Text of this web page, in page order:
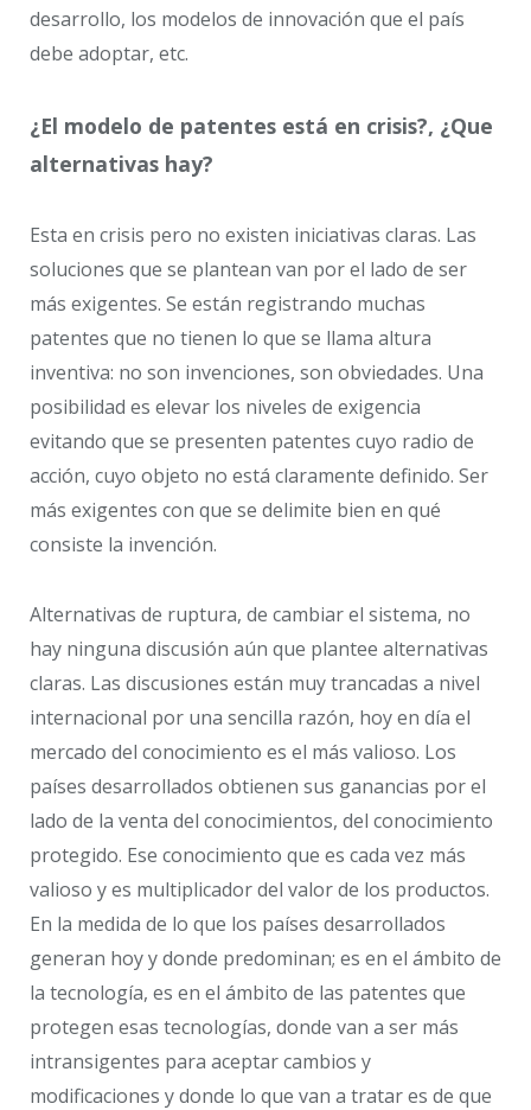
desarrollo, los modelos de innovación que el país
debe adoptar, etc.
¿El modelo de patentes está en crisis?, ¿Que
alternativas hay?
Esta en crisis pero no existen iniciativas claras. Las
soluciones que se plantean van por el lado de ser
más exigentes. Se están registrando muchas
patentes que no tienen lo que se llama altura
inventiva: no son invenciones, son obviedades. Una
posibilidad es elevar los niveles de exigencia
evitando que se presenten patentes cuyo radio de
acción, cuyo objeto no está claramente definido. Ser
más exigentes con que se delimite bien en qué
consiste la invención.
Alternativas de ruptura, de cambiar el sistema, no
hay ninguna discusión aún que plantee alternativas
claras. Las discusiones están muy trancadas a nivel
internacional por una sencilla razón, hoy en día el
mercado del conocimiento es el más valioso. Los
países desarrollados obtienen sus ganancias por el
lado de la venta del conocimientos, del conocimiento
protegido. Ese conocimiento que es cada vez más
valioso y es multiplicador del valor de los productos.
En la medida de lo que los países desarrollados
generan hoy y donde predominan; es en el ámbito de
la tecnología, es en el ámbito de las patentes que
protegen esas tecnologías, donde van a ser más
intransigentes para aceptar cambios y
modificaciones y donde lo que van a tratar es de que